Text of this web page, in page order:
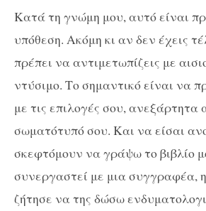
Κατά τη γνώμη μου, αυτό είναι
υπόθεση. Ακόμη κι αν δεν έχεις
πρέπει να αντιμετωπίζεις με
ντύσιμο. Το σημαντικό είναι να
με τις επιλογές σου, ανεξάρτητα
σωματότυπό σου. Kαι να είσαι
σκεφτόμουν να γράψω το βιβλίο
συνεργαστεί με μια συγγραφέα,
ζήτησε να της δώσω